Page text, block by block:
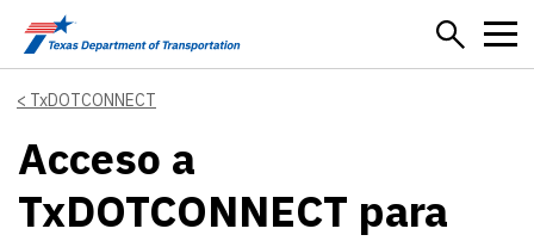
Skip to main content
TxDOTCONNECT
Acceso a
TxDOTCONNECT para